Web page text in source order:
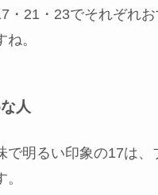
・21・23でそれぞれ
。
人
で明るい印象の17は、